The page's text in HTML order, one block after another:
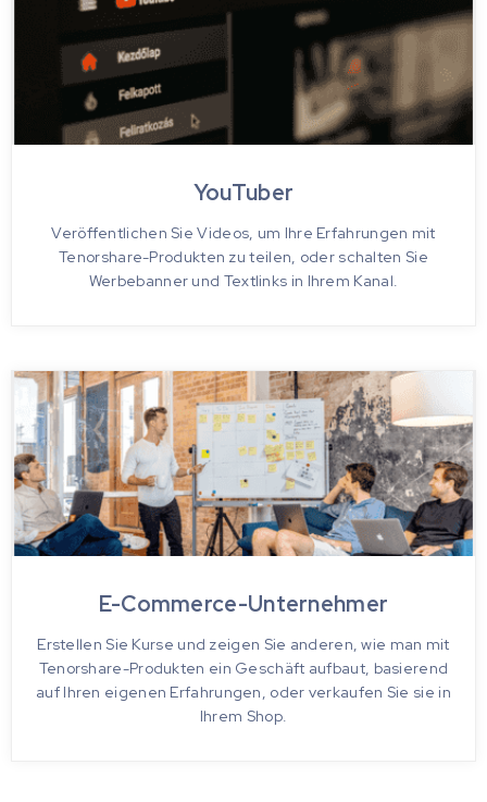
YouTuber
Veröffentlichen Sie Videos, um Ihre Erfahrungen mit
Tenorshare-Produkten zu teilen, oder schalten Sie
Werbebanner und Textlinks in Ihrem Kanal.
E-Commerce-Unternehmer
Erstellen Sie Kurse und zeigen Sie anderen, wie man mit
Tenorshare-Produkten ein Geschäft aufbaut, basierend
auf Ihren eigenen Erfahrungen, oder verkaufen Sie sie in
Ihrem Shop.